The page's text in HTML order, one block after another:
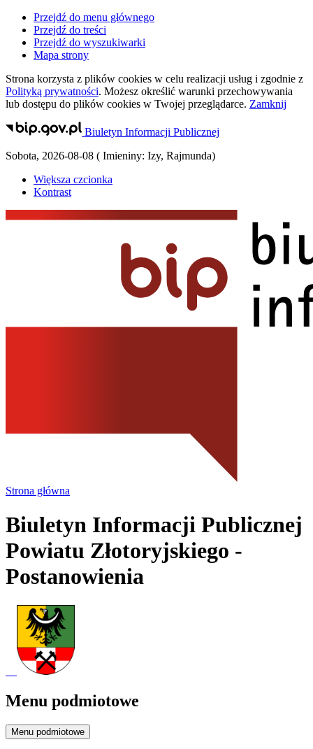
Przejdź do menu głównego
Przejdź do treści
Przejdź do wyszukiwarki
Mapa strony
Strona korzysta z plików cookies w celu realizacji usług i zgodnie z
Polityką prywatności. Możesz określić warunki przechowywania
lub dostępu do plików cookies w Twojej przeglądarce. Zamknij
Biuletyn Informacji Publicznej
Sobota, 2026-08-08 ( Imieniny: Izy, Rajmunda)
Większa czcionka
Kontrast
Strona główna
Biuletyn Informacji Publicznej
Powiatu Złotoryjskiego -
Postanowienia
Menu podmiotowe
Menu podmiotowe